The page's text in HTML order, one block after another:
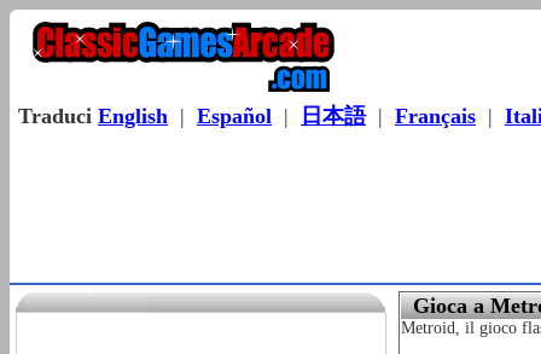
Traduci English | Español | 日本語| Français |
Gioca a
Metroid, il gioco